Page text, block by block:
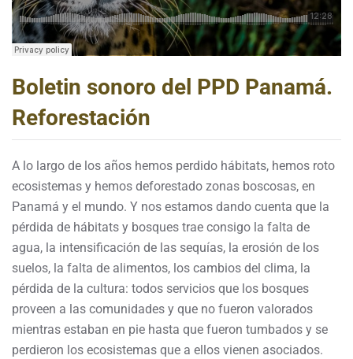
Boletin sonoro del PPD Panamá.
Reforestación
A lo largo de los años hemos perdido hábitats, hemos roto
ecosistemas y hemos deforestado zonas boscosas, en
Panamá y el mundo. Y nos estamos dando cuenta que la
pérdida de hábitats y bosques trae consigo la falta de
agua, la intensificación de las sequías, la erosión de los
suelos, la falta de alimentos, los cambios del clima, la
pérdida de la cultura: todos servicios que los bosques
proveen a las comunidades y que no fueron valorados
mientras estaban en pie hasta que fueron tumbados y se
perdieron los ecosistemas que a ellos vienen asociados.